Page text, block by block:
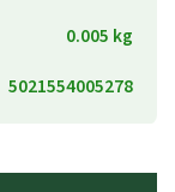
0.005 kg
5021554005278